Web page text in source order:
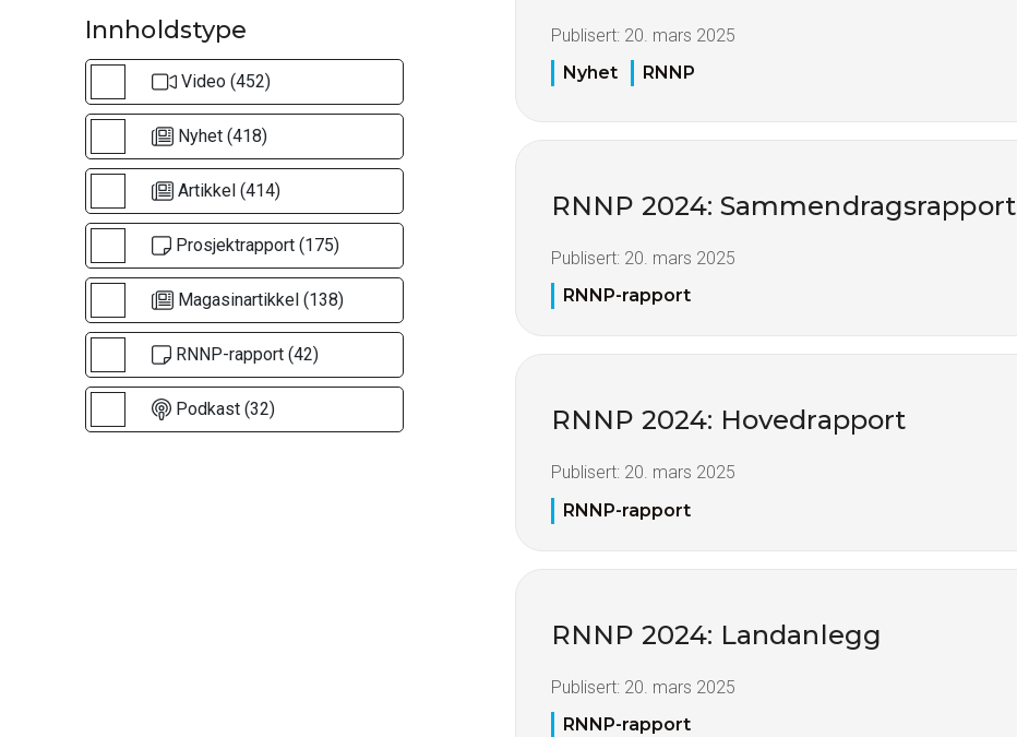
Innholdstype
Video (452)
Nyhet (418)
Artikkel (414)
Prosjektrapport (175)
Magasinartikkel (138)
RNNP-rapport (42)
Podkast (32)
Publisert: 20. mars 2025
Nyhet
RNNP
RNNP 2024: Sammendragsrapport
Publisert: 20. mars 2025
RNNP-rapport
RNNP 2024: Hovedrapport
Publisert: 20. mars 2025
RNNP-rapport
RNNP 2024: Landanlegg
Publisert: 20. mars 2025
RNNP-rapport